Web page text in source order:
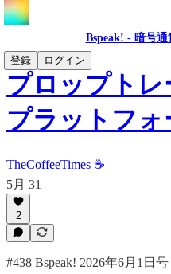
Bspeak! - 暗号
登録
ログイン
プロップト
プラットフォ
TheCoffeeTimes ☕
5月 31
2
#438 Bspeak! 2026年6月1日号